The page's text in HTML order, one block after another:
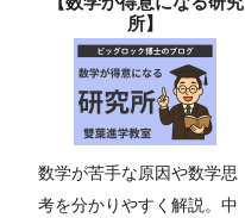
所】
数学が苦手な原因や数学思
考を分かりやすく解説。中